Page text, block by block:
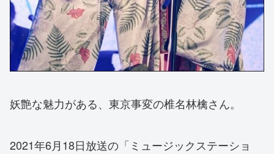
妖艶な魅力がある、東京事変の椎名林檎さん。
2021年6月18日放送の「ミュージックステーショ